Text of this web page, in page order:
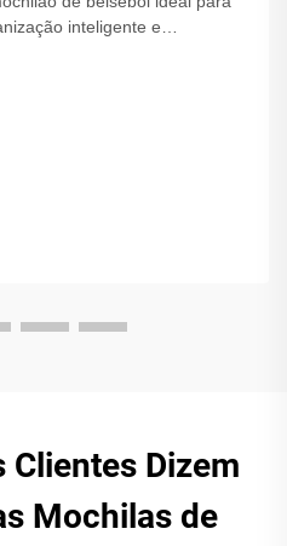
inteligente e
Clientes Dizem
Mochilas de